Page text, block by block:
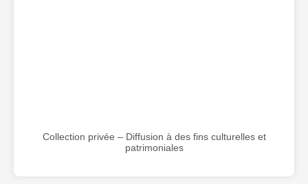
Collection privée – Diffusion à des fins culturelles et
patrimoniales